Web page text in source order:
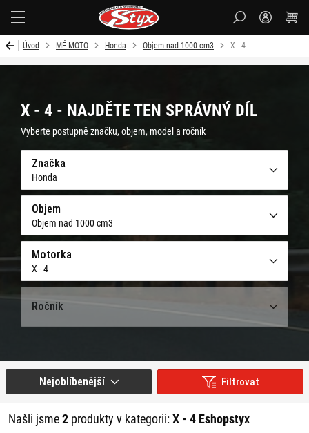
Úvod MÉ MOTO Honda Objem nad 1000 cm3 X - 4
X - 4 - NAJDĚTE TEN SPRÁVNÝ DÍL
Vyberte postupně značku, objem, model a ročník
Značka
Honda
Objem
Objem nad 1000 cm3
Motorka
X - 4
Ročník
Filtrovat
Našli jsme2 produkty v kategorii:X - 4 Eshopstyx
Nejoblíbenější